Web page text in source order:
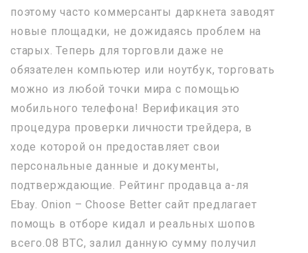
поэтому часто коммерсанты даркнета заводят
новые площадки, не дожидаясь проблем на
старых. Теперь для торговли даже не
обязателен компьютер или ноутбук, торговать
можно из любой точки мира с помощью
мобильного телефона! Верификация это
процедура проверки личности трейдера, в
ходе которой он предоставляет свои
персональные данные и документы,
подтверждающие. Рейтинг продавца а-ля
Ebay. Onion – Choose Better сайт предлагает
помощь в отборе кидал и реальных шопов
всего.08 ВТС, залил данную сумму получил